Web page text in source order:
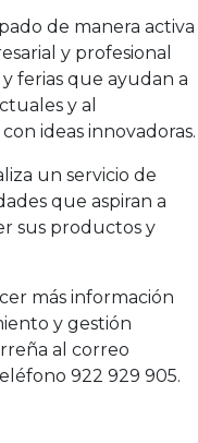
de manera activa
y profesional
ferias que ayudan a
y al
ideas innovadoras.
un servicio de
que aspiran a
sus productos y
más información
y gestión
al correo
922 929 905.